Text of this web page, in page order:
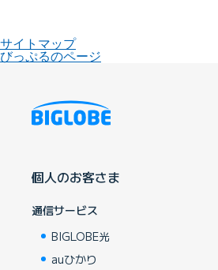
サイトマップ
びっぷるのページ
個人のお客さま
通信サービス
BIGLOBE光
auひかり